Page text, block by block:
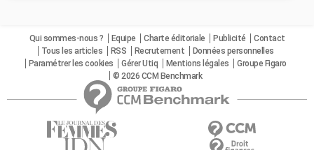
Qui sommes-nous ? Equipe Charte éditoriale Publicité
Contact
Tous les articles
RSS Recrutement
Données personnelles
Paramétrer les cookies
Gérer Utiq Mentions légales
Groupe Figaro
© 2026 CCM Benchmark